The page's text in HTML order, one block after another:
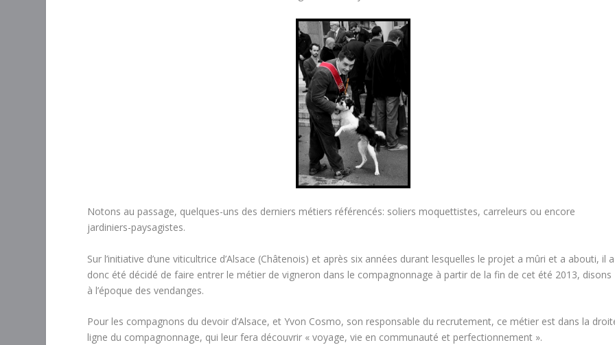
Notons au passage, quelques-uns des derniers métiers référencés: soliers moquettistes, carreleurs ou encore
jardiniers-paysagistes.
Sur l’initiative d’une viticultrice d’Alsace (Châtenois) et après six années durant lesquelles le projet a mûri et a abouti, il a
donc été décidé de faire entrer le métier de vigneron dans le compagnonnage à partir de la fin de cet été 2013, disons
à l’époque des vendanges.
Pour les compagnons du devoir d’Alsace, et Yvon Cosmo, son responsable du recrutement, ce métier est dans la
ligne du compagnonnage, qui leur fera découvrir « voyage, vie en communauté et perfectionnement ».